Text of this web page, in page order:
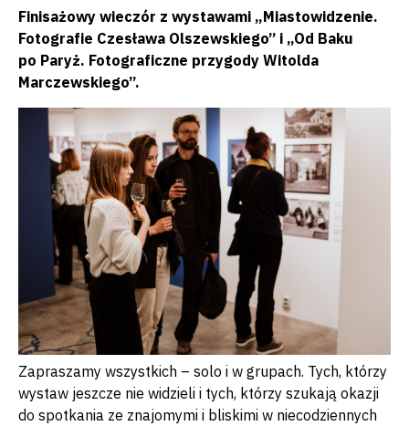
Finisażowy wieczór z wystawami „Miastowidzenie.
Fotografie Czesława Olszewskiego” i „Od Baku
po Paryż. Fotograficzne przygody Witolda
Marczewskiego”.
Zapraszamy wszystkich – solo i w grupach. Tych, którzy
wystaw jeszcze nie widzieli i tych, którzy szukają okazji
do spotkania ze znajomymi i bliskimi w niecodziennych